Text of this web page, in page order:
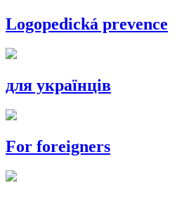
Logopedická prevence
для українців
For foreigners